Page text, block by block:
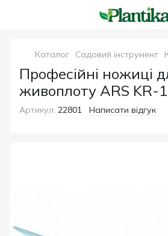
Каталог Садовий інструмент
Професійні ножиці
живоплоту ARS KR-
Артикул: 22801 Написати відгук